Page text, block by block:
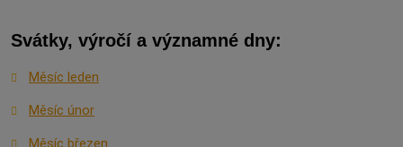
Svátky, výročí a významné dny:
Měsíc leden
Měsíc únor
Měsíc březen